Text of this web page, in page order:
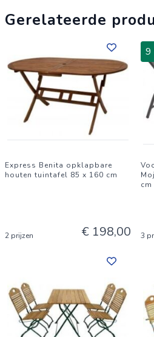
Gerelateerde
Express Benita opklapbare
houten tuintafel 85 x 160 cm
2 prijzen € 198,00
9
cm
3